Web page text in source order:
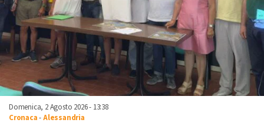
Domenica, 2 Agosto 2026 - 13:38
Cronaca-Alessandria